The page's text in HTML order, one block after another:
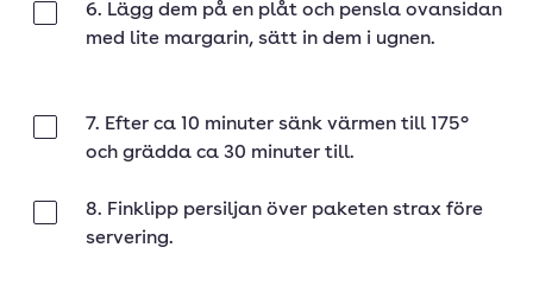
6. Lägg dem på en plåt och pensla ovansidan
med lite margarin, sätt in dem i ugnen.
7. Efter ca 10 minuter sänk värmen till 175°
och grädda ca 30 minuter till.
8. Finklipp persiljan över paketen strax före
servering.